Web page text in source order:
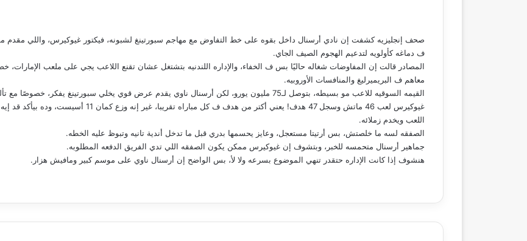
صحف إنجليزيه كشفت إن نادي أرسنال داخل بقوه على خط التفاوض مع مهاجم سبورتينغ لشبونه، فيكتور غيوكيرس، واللي مقدم
ف دماغه كأولويه لتدعيم الهجوم الصيف الجاي.
المصادر قالت إن المفاوضات شغاله حاليًا بس ف الخفاء، والإداره اللندنيه بتشتغل عشان تقنع اللاعب يجي على ملعب
معاهم ف البريميرليغ والمنافسات الأوروبيه.
القيمه السوقيه للاعب مو بسيطه، بتوصل لـ75 مليون يورو، لكن أرسنال ناوي يقدم عرض قوي يخلي سبورتينغ يفكر، خصوصًا مع تألق اللاعب الكبير هذا الموسم.
غيوكيرس لعب 46 ماتش وسجل 47 هدف! يعني أكتر من
اللعب ويخدم زملائه.
الصفقه لسه ما خلصتش، بس أرتيتا مستعجل، وعايز يحسمها بدري قبل ما تدخل أندية تانيه وتبوظ عليه الخطه.
جماهير أرسنال متحمسه للخبر، وبتشوف إن غيوكيرس ممكن يكون الصفقه اللي تدي الفريق الدفعه المطلوبه.
هنشوف إذا كانت الإداره حتقدر تنهي الموضوع بسرعه ولا لأ، بس الواضح إن أرسنال ناوي على موسم كبير ومافيش هزار.